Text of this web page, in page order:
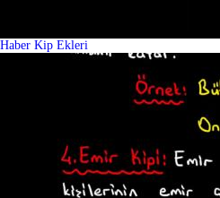
Haber Kip Ekleri